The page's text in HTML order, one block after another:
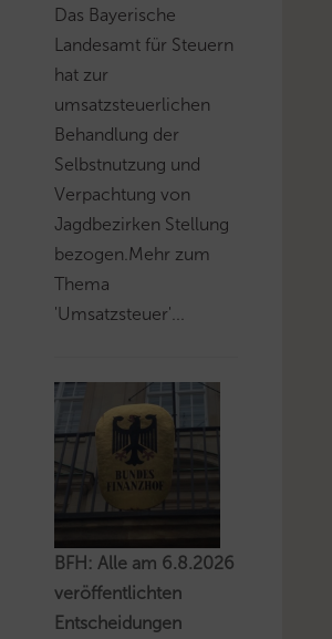
Das Bayerische
Landesamt für Steuern
hat zur
umsatzsteuerlichen
Behandlung der
Selbstnutzung und
Verpachtung von
Jagdbezirken Stellung
bezogen.Mehr zum
Thema
'Umsatzsteuer'...
BFH: Alle am 6.8.2026
veröffentlichten
Entscheidungen